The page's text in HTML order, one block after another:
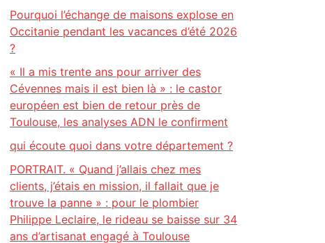
Pourquoi l’échange de maisons explose en
Occitanie pendant les vacances d’été 2026
?
« Il a mis trente ans pour arriver des
Cévennes mais il est bien là » : le castor
européen est bien de retour près de
Toulouse, les analyses ADN le confirment
qui écoute quoi dans votre département ?
PORTRAIT. « Quand j’allais chez mes
clients, j’étais en mission, il fallait que je
trouve la panne » : pour le plombier
Philippe Leclaire, le rideau se baisse sur 34
ans d’artisanat engagé à Toulouse